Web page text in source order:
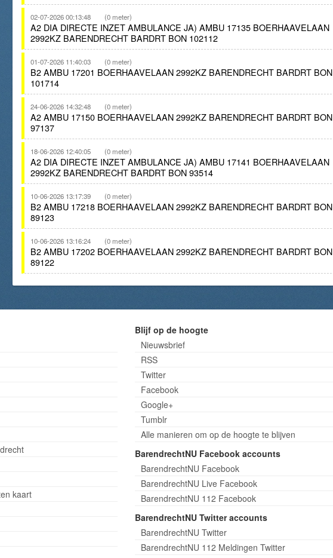
02-07-2026 00:13:48 (0 meter)
A2 DIA DIRECTE INZET AMBULANCE JA) AMBU 17135 BOERHAAVELAAN
2992KZ BARENDRECHT BARDRT BON 102112
01-07-2026 11:40:03 (0 meter)
B2 AMBU 17201 BOERHAAVELAAN 2992KZ BARENDRECHT BARDRT BON
101714
24-06-2026 14:32:48 (0 meter)
A2 AMBU 17150 BOERHAAVELAAN 2992KZ BARENDRECHT BARDRT BON
97137
18-06-2026 12:40:05 (0 meter)
A2 DIA DIRECTE INZET AMBULANCE JA) AMBU 17141 BOERHAAVELAAN
2992KZ BARENDRECHT BARDRT BON 93514
10-06-2026 13:17:39 (0 meter)
B2 AMBU 17218 BOERHAAVELAAN 2992KZ BARENDRECHT BARDRT BON
89123
10-06-2026 13:16:24 (0 meter)
B2 AMBU 17202 BOERHAAVELAAN 2992KZ BARENDRECHT BARDRT BON
89122
kaart
Blijf op de hoogte
Nieuwsbrief
RSS
Twitter
Facebook
Google+
Tumblr
Alle manieren om op de hoogte te blijven
BarendrechtNU Facebook accounts
BarendrechtNU Facebook
BarendrechtNU Live Facebook
BarendrechtNU 112 Facebook
BarendrechtNU Twitter accounts
BarendrechtNU Twitter
BarendrechtNU 112 Meldingen Twitter